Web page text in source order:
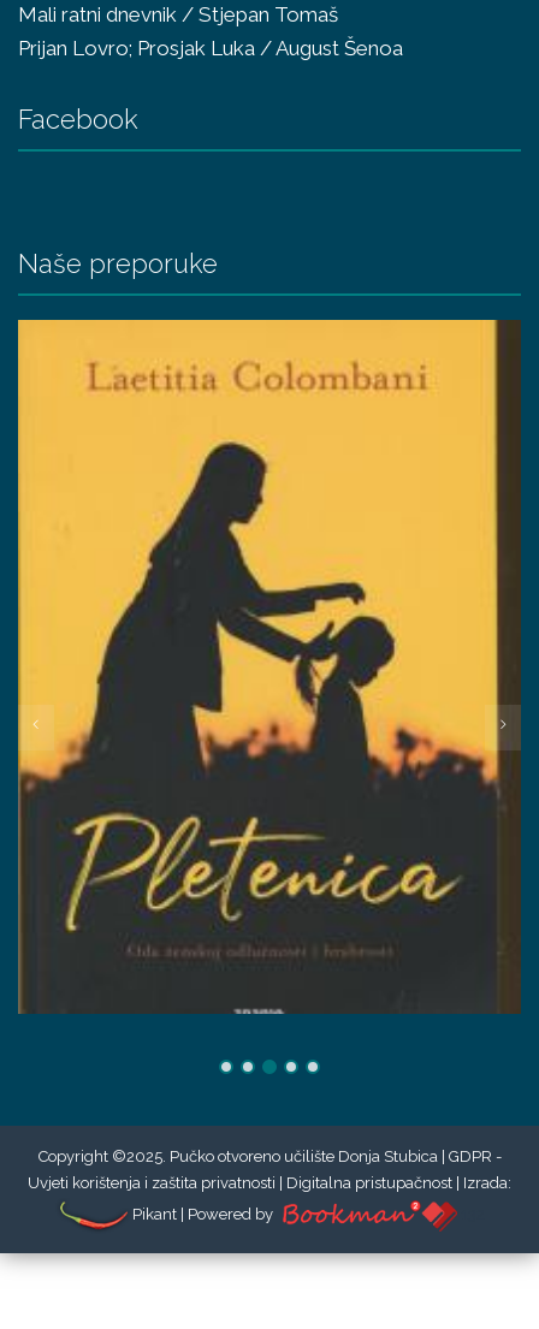
Mali ratni dnevnik / Stjepan Tomaš
Prijan Lovro; Prosjak Luka / August Šenoa
Facebook
Naše preporuke
Copyright ©2025. Pučko otvoreno učilište Donja Stubica | GDPR -
Uvjeti korištenja i zaštita privatnosti
Digitalna pristupačnost | Izrada:
Pikant| Powered by